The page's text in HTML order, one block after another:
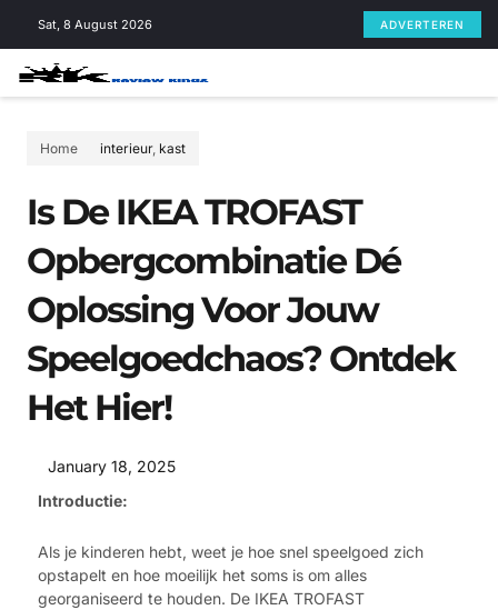
Sat, 8 August 2026 ADVERTEREN
Home interieur, kast
Is De IKEA TROFAST
Opbergcombinatie Dé
Oplossing Voor Jouw
Speelgoedchaos? Ontdek
Het Hier!
January 18, 2025
Introductie:
Als je kinderen hebt, weet je hoe snel speelgoed zich
opstapelt en hoe moeilijk het soms is om alles
georganiseerd te houden. De IKEA TROFAST